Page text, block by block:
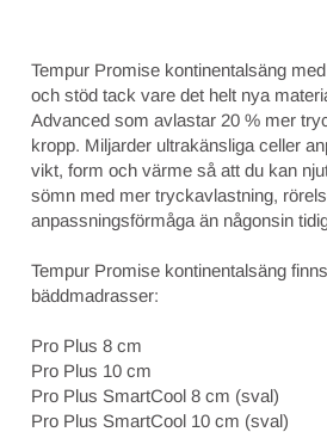
Tempur Promise kontinentalsäng
och stöd tack vare det helt nya
Advanced som avlastar 20 % mer
kropp. Miljarder ultrakänsliga celler
vikt, form och värme så att du kan
sömn med mer tryckavlastning,
anpassningsförmåga än någonsin
Tempur Promise kontinentalsäng
bäddmadrasser:
Pro Plus 8 cm
Pro Plus 10 cm
Pro Plus SmartCool 8 cm (sval)
Pro Plus SmartCool 10 cm (sval)